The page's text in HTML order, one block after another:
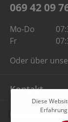
069 42 09
Mo-Do
Fr
Oder über
Kontakt
Unternehmen
Diese